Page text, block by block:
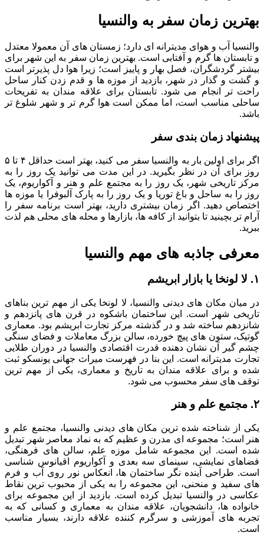
بهترین زمان سفر به والنسیا
والنسیا آب و هوای مدیترانه ای دارد؛ زمستان های آن معمولا معتدل
و تابستان ها گرم و آفتابی است. بهترین زمان سفر به این شهر برای
بیشتر گردشگران، فصل بهار و پاییز است؛ زیرا هوا دل پذیرتر است
و گشت و گذار در شهر، بازدید از موزه ها و قدم زدن کنار ساحل
راحت تر انجام می شود. تابستان برای علاقه مندان به تفریحات
ساحلی مناسب است، اما ممکن است هوا گرم تر و شهر شلوغ تر
باشد.
پیشنهاد زمان بندی سفر
اگر برای اولین بار به والنسیا سفر می کنید، بهتر است حداقل ۴ تا ۵
روز برای آن در نظر بگیرید. در این مدت می توانید یک روز را به
مرکز تاریخی شهر، یک روز را به مجتمع علم و هنر و آکواریوم، یک
روز را به ساحل و باغ توریا و یک روز را به پارک آلبوفرا یا موزه ها
اختصاص دهید. اگر زمان بیشتری دارید، بهتر است برنامه سفر را
آرام تر بچینید تا بتوانید از کافه ها، بازارها و محله های محلی هم لذت
ببرید.
معرفی جاذبه های مهم والنسیا
۱. لا لونخا یا بازار ابریشم
در میان مکان های دیدنی والنسیا، لا لونخا یکی از مهم ترین بناهای
تاریخی شهر است. این ساختمان باشکوه در قرن های پانزدهم و
شانزدهم ساخته شد و در گذشته مرکز تجارت ابریشم بود. معماری
گوتیک، ستون های پیچ خورده، سالن بزرگ معاملات و فضای سنگی
چشم گیر آن نشان دهنده قدرت اقتصادی والنسیا در دوران طلایی
تجارت مدیترانه است. این بنا در فهرست میراث جهانی یونسکو ثبت
شده و برای علاقه مندان به تاریخ و معماری، یکی از مهم ترین
توقف های سفر محسوب می شود.
۲. مجتمع علم و هنر
یکی از شناخته شده ترین مکان های دیدنی والنسیا، مجتمع علم و
هنر است؛ مجموعه ای مدرن و عظیم که به نماد معاصر شهر تبدیل
شده است. این مجموعه شامل موزه علم، سالن های فرهنگی،
فضاهای نمایشی، سینمای سه بعدی و آکواریوم اقیانوس شناسی
است. طراحی آینده نگر ساختمان ها، انعکاس نور روی آب و فرم
های سفید و منحنی، این مجموعه را به یکی از محبوب ترین نقاط
عکاسی در والنسیا تبدیل کرده است. بازدید از این مجموعه برای
خانواده ها، دانشجویان، علاقه مندان به معماری و کسانی که به
تجربه های آموزشی و سرگرم کننده علاقه دارند، بسیار مناسب
است.